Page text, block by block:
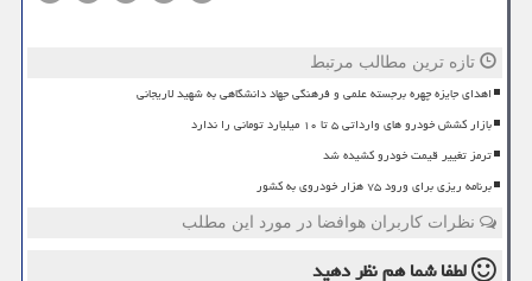
تازه ترین مطالب مرتبط
اهدای جایزه چهره برجسته علمی و فرهنگی جهاد دانشگاهی به شهید لاریجانی
بازار کشش خودرو های وارداتی ۵ تا ۱۰ میلیارد تومانی را ندارد
ترمز تغییر قیمت خودرو کشیده شد
برنامه ریزی برای ورود ۷۵ هزار خودروی به کشور
نظرات کاربران هوافضا در مورد این مطلب
لطفا شما همنظر دهید